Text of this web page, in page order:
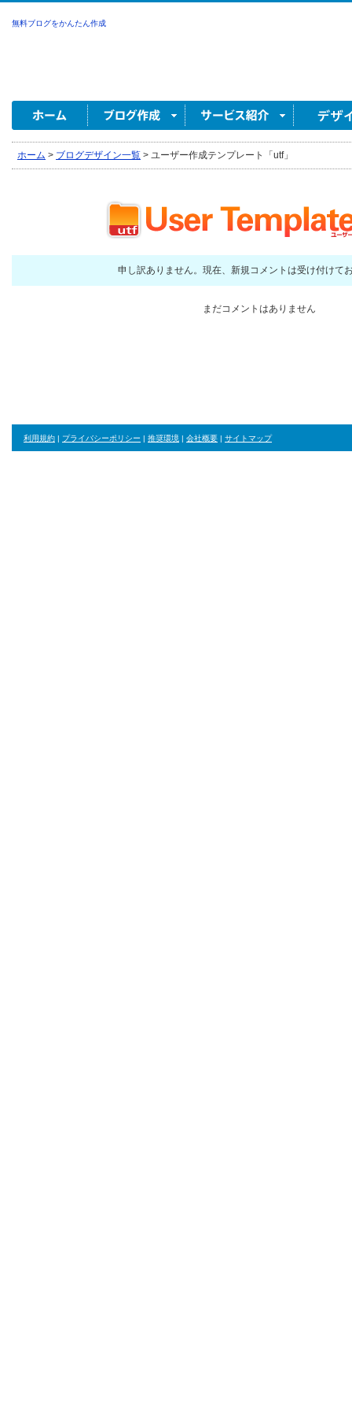
無料ブログをかんたん作成
ホーム > ブログデザイン一覧 > ユーザー作成テンプレート「utf」
申し訳ありません。現在、新規コメントは受け付けて
まだコメントはありません
利用規約 | プライバシーポリシー | 推奨環境 | 会社概要 | サイトマップ